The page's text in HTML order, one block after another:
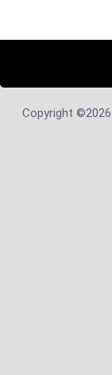
Copyright ©2026